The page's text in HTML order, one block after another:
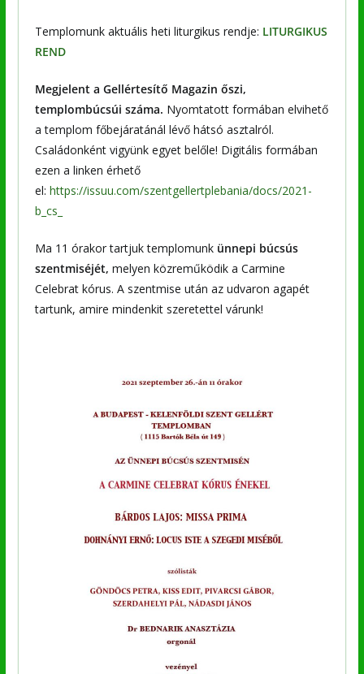
Templomunk aktuális heti liturgikus rendje: LITURGIKUS
REND
Megjelent a Gellértesítő Magazin őszi,
templombúcsúi száma. Nyomtatott formában elvihető
a templom főbejáratánál lévő hátsó asztalról.
Családonként vigyünk egyet belőle! Digitális formában
ezen a linken érhető
el: https://issuu.com/szentgellertplebania/docs/2021-
b_cs_
Ma 11 órakor tartjuk templomunk ünnepi búcsús
szentmiséjét, melyen közreműködik a Carmine
Celebrat kórus. A szentmise után az udvaron agapét
tartunk, amire mindenkit szeretettel várunk!